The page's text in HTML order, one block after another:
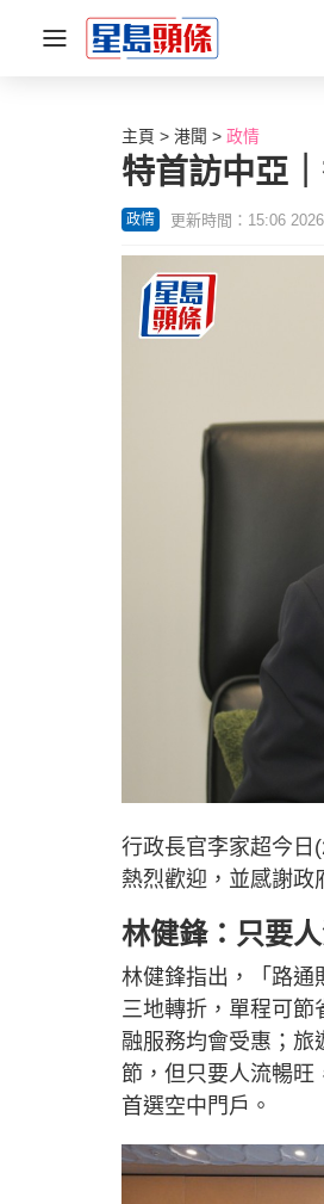
主頁 港聞 政情
特首訪中亞
政情 更新時間：15:06
行政長官李家超今日
熱烈歡迎，並感謝政
林健鋒：只要
林健鋒指出，「路通
三地轉折，單程可節
融服務均會受惠；旅
節，但只要人流暢旺
首選空中門戶。